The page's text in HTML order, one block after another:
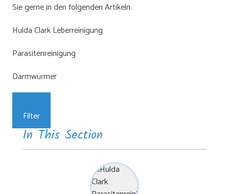
Sie gerne in den folgenden Artikeln:
Hulda Clark Leberreinigung
Parasitenreinigung
Darmwürmer
Filter
In This Section